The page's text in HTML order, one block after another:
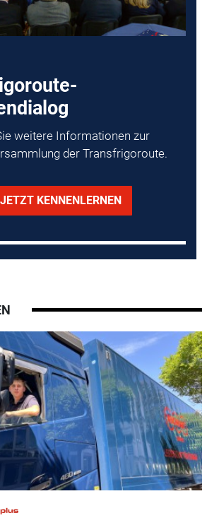
weitere Informationen zur
der Transfrigoroute.
JETZT KENNENLERNEN